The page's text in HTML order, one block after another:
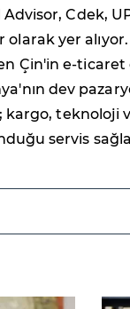
Cdek,
yer
Çin'in e-ticaret
dev
kargo, teknoloji
servis